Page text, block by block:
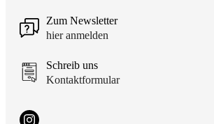
Zum Newsletter
hier anmelden
Schreib uns
Kontaktformular